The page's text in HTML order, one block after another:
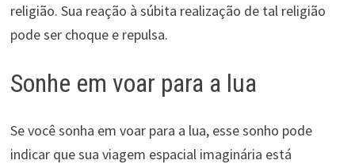
religião. Sua reação à súbita realização de tal religião
pode ser choque e repulsa.
Sonhe em voar para a lua
Se você sonha em voar para a lua, esse sonho pode
indicar que sua viagem espacial imaginária está